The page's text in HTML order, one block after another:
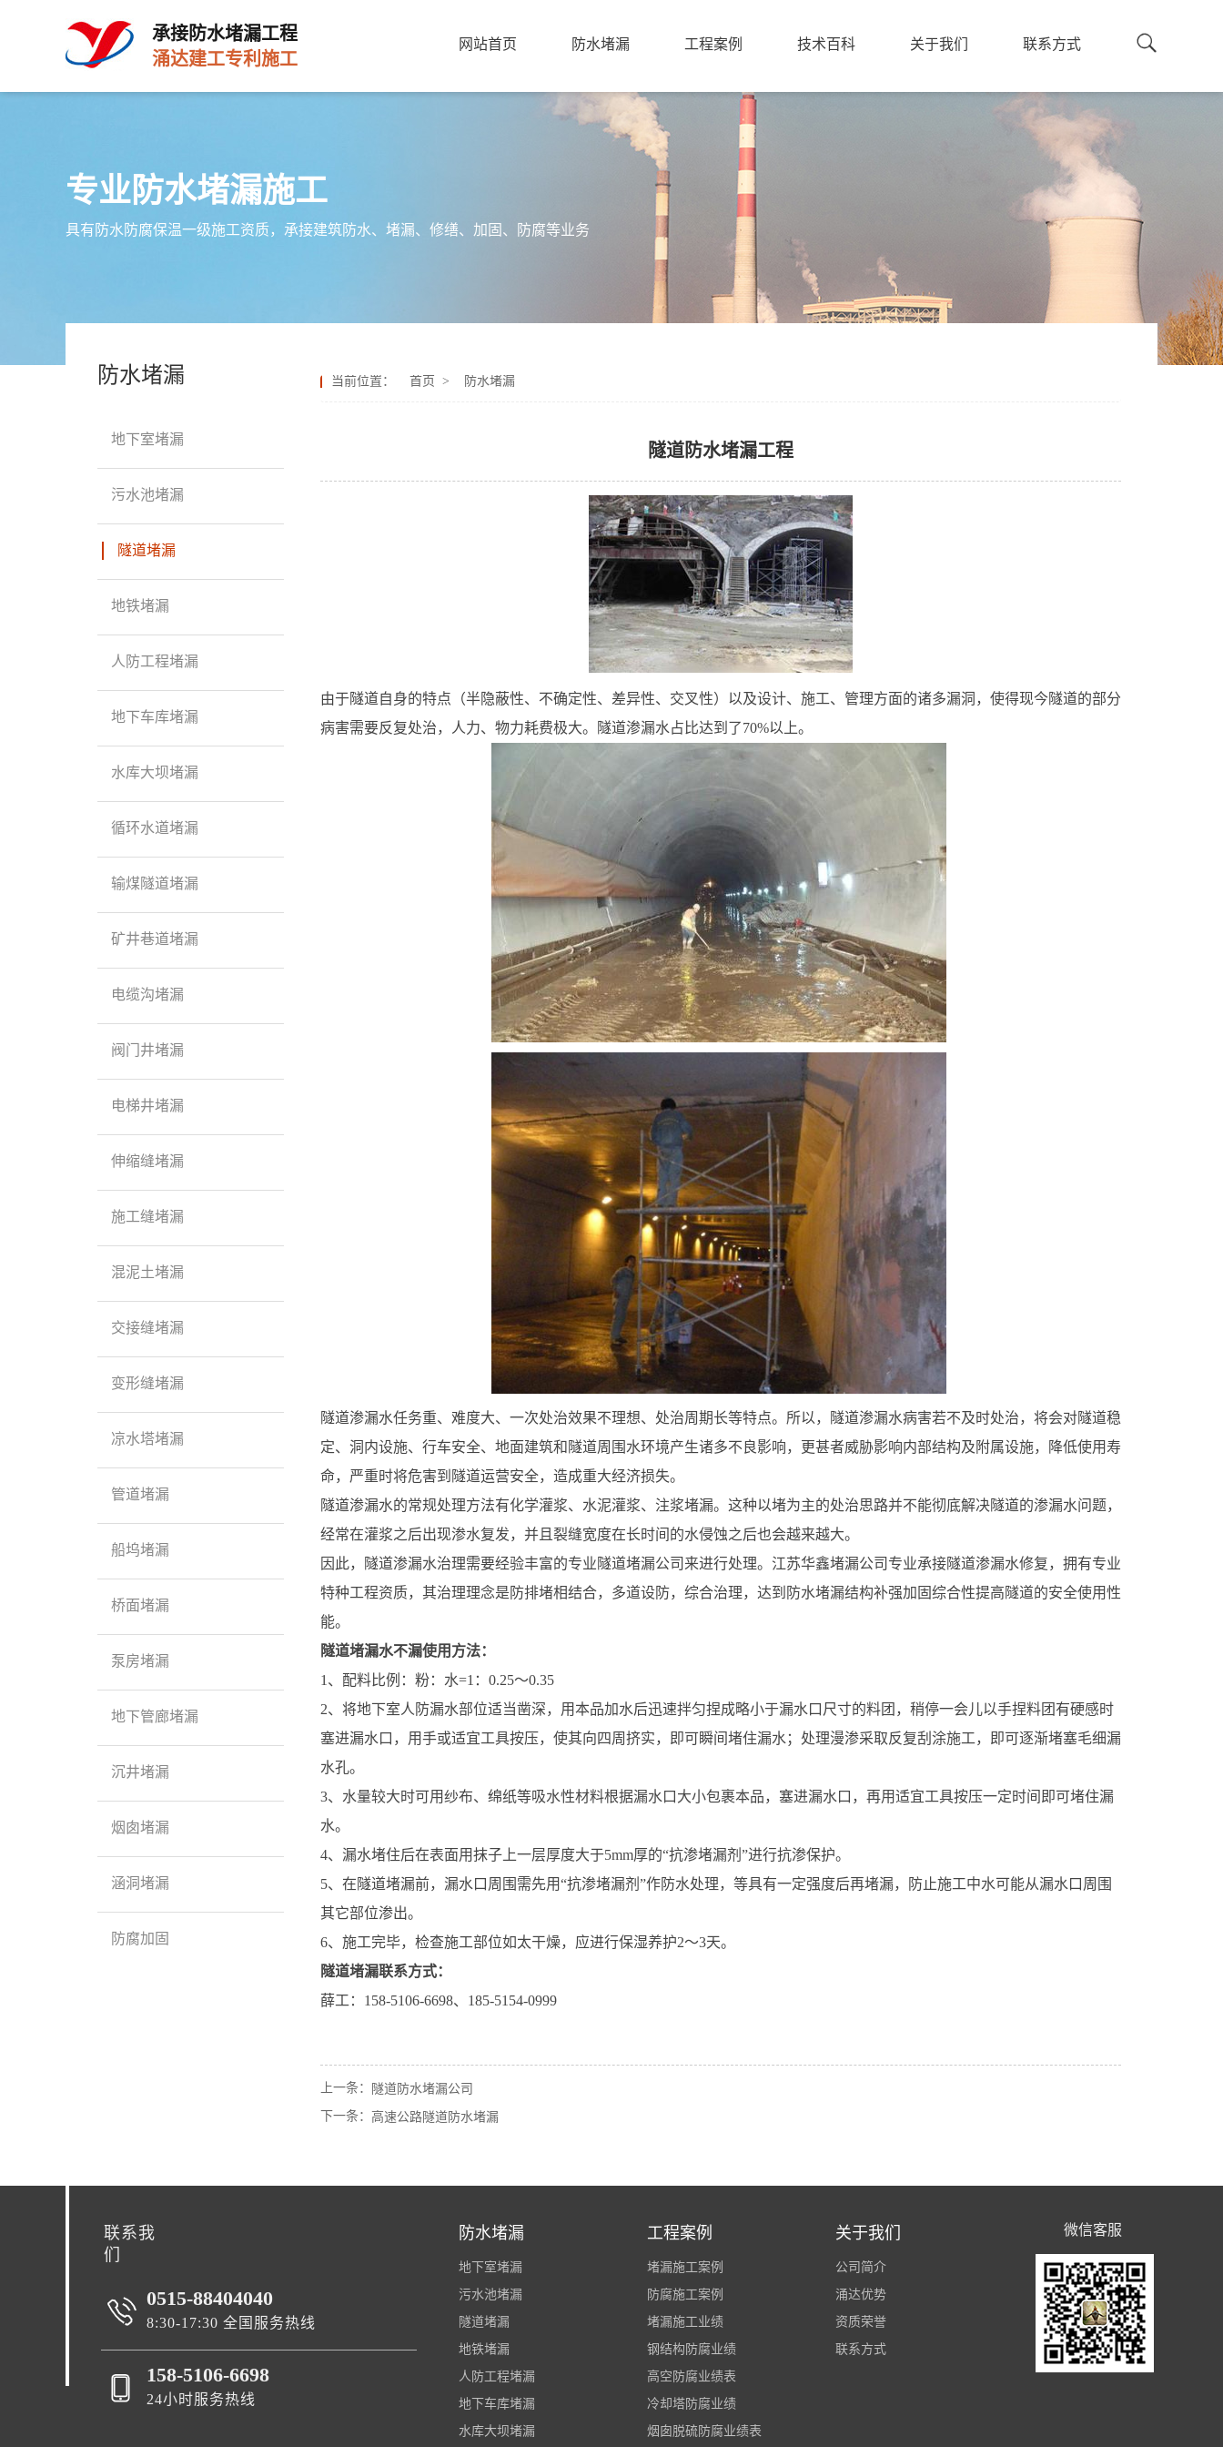
承接防水堵漏工程
涌达建工专利施工
网站首页 防水堵漏 工程案例 技术百科 关于我们 联系方式
专业防水堵漏施工
具有防水防腐保温一级施工资质，承接建筑防水、堵漏、修缮、加固、防腐等业务
防水堵漏
地下室堵漏
污水池堵漏
隧道堵漏
地铁堵漏
人防工程堵漏
地下车库堵漏
水库大坝堵漏
循环水道堵漏
输煤隧道堵漏
矿井巷道堵漏
电缆沟堵漏
阀门井堵漏
电梯井堵漏
伸缩缝堵漏
施工缝堵漏
混泥土堵漏
交接缝堵漏
变形缝堵漏
凉水塔堵漏
管道堵漏
船坞堵漏
桥面堵漏
泵房堵漏
地下管廊堵漏
沉井堵漏
烟囱堵漏
涵洞堵漏
防腐加固
当前位置： 首页 > 防水堵漏
隧道防水堵漏工程
由于隧道自身的特点（半隐蔽性、不确定性、差异性、交叉性）以及设计、施工、管理方面的诸多漏洞，使得现今隧道的部分
病害需要反复处治，人力、物力耗费极大。隧道渗漏水占比达到了70%以上。
隧道渗漏水任务重、难度大、一次处治效果不理想、处治周期长等特点。所以，隧道渗漏水病害若不及时处治，将会对隧道稳
定、洞内设施、行车安全、地面建筑和隧道周围水环境产生诸多不良影响，更甚者威胁影响内部结构及附属设施，降低使用寿
命，严重时将危害到隧道运营安全，造成重大经济损失。
隧道渗漏水的常规处理方法有化学灌浆、水泥灌浆、注浆堵漏。这种以堵为主的处治思路并不能彻底解决隧道的渗漏水问题，
经常在灌浆之后出现渗水复发，并且裂缝宽度在长时间的水侵蚀之后也会越来越大。
因此，隧道渗漏水治理需要经验丰富的专业隧道堵漏公司来进行处理。江苏华鑫堵漏公司专业承接隧道渗漏水修复，拥有专业
特种工程资质，其治理理念是防排堵相结合，多道设防，综合治理，达到防水堵漏结构补强加固综合性提高隧道的安全使用性
能。
隧道堵漏水不漏使用方法：
1、配料比例：粉：水=1：0.25～0.35
2、将地下室人防漏水部位适当凿深，用本品加水后迅速拌匀捏成略小于漏水口尺寸的料团，稍停一会儿以手捏料团有硬感时
塞进漏水口，用手或适宜工具按压，使其向四周挤实，即可瞬间堵住漏水；处理漫渗采取反复刮涂施工，即可逐渐堵塞毛细漏
水孔。
3、水量较大时可用纱布、绵纸等吸水性材料根据漏水口大小包裹本品，塞进漏水口，再用适宜工具按压一定时间即可堵住漏
水。
4、漏水堵住后在表面用抹子上一层厚度大于5mm厚的“抗渗堵漏剂”进行抗渗保护。
5、在隧道堵漏前，漏水口周围需先用“抗渗堵漏剂”作防水处理，等具有一定强度后再堵漏，防止施工中水可能从漏水口周围
其它部位渗出。
6、施工完毕，检查施工部位如太干燥，应进行保湿养护2～3天。
隧道堵漏联系方式：
薛工：158-5106-6698、185-5154-0999
上一条：
隧道防水堵漏公司
下一条： 高速公路隧道防水堵漏
联系我
们
0515-88404040
8:30-17:30 全国服务热线
158-5106-6698
24小时服务热线
防水堵漏
地下室堵漏
污水池堵漏
隧道堵漏
地铁堵漏
人防工程堵漏
地下车库堵漏
水库大坝堵漏
工程案例
堵漏施工案例
防腐施工案例
堵漏施工业绩
钢结构防腐业绩
高空防腐业绩表
冷却塔防腐业绩
烟囱脱硫防腐业绩表
关于我们
公司简介
涌达优势
资质荣誉
联系方式
微信客服
关注我们